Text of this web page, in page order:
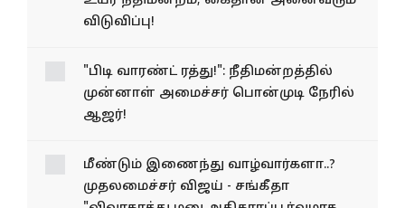
விடுவிப்பு!
"பிடி வாரண்ட் ரத்து!": நீதிமன்றத்தில்
முன்னாள் அமைச்சர் பொன்முடி நேரில்
ஆஜர்!
மீண்டும் இணைந்து வாழ்வார்களா..?
முதலமைச்சர் விஜய் - சங்கீதா